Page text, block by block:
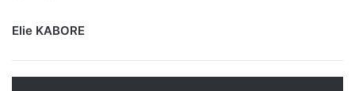
Elie KABORE